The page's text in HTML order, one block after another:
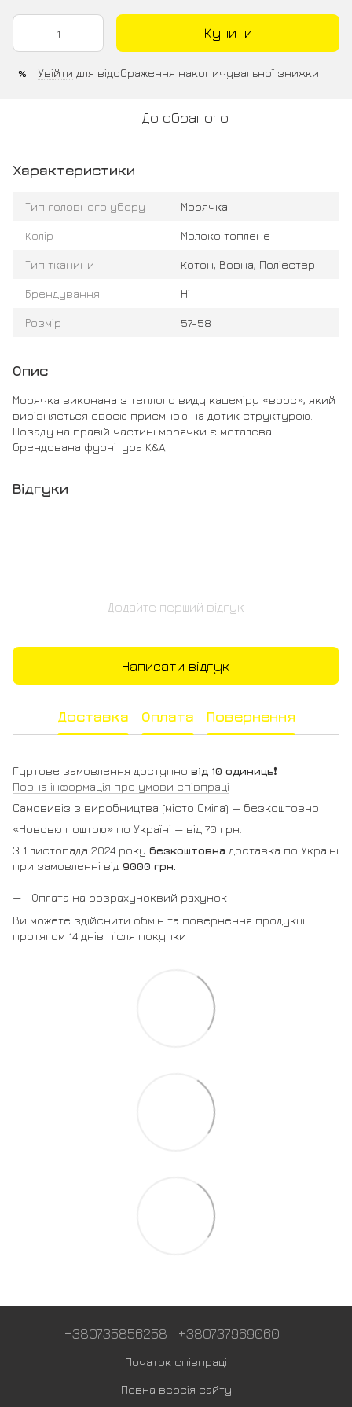
Купити
% Увійти для відображення накопичувальної знижки
До обраного
Характеристики
Тип головного убору Морячка
Колір Молоко топлене
Тип тканини Котон, Вовна, Поліестер
Брендування Ні
Розмір 57-58
Опис
Морячка виконана з теплого виду кашеміру «ворс», який
вирізняється своєю приємною на дотик структурою.
Позаду на правій частині морячки є металева
брендована фурнітура K&A.
Відгуки
Додайте перший відгук
Написати відгук
Доставка Оплата Повернення
Гуртове замовлення доступно від 10 одиниць❗️
Повна інформація про умови співпраці
Самовивіз з виробництва (місто Сміла) — безкоштовно
«Нововю поштою» по Україні — від 70 грн.
З 1 листопада 2024 року безкоштовна доставка по Україні
при замовленні від 9000 грн.
Оплата на розрахуноквий рахунок
Ви можете здійснити обмін та повернення продукції
протягом 14 днів після покупки
+380735856258 +380737969060
Початок співпраці
Повна версія сайту